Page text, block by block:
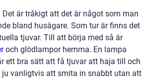
är tråkigt att det är något som man
bland husägare. Som tur är finns det
tjuvar. Till att börja med så är
och glödlampor hemma. En lampa
ett bra sätt att få tjuvar att haja till och
vanligtvis att smita in snabbt utan att